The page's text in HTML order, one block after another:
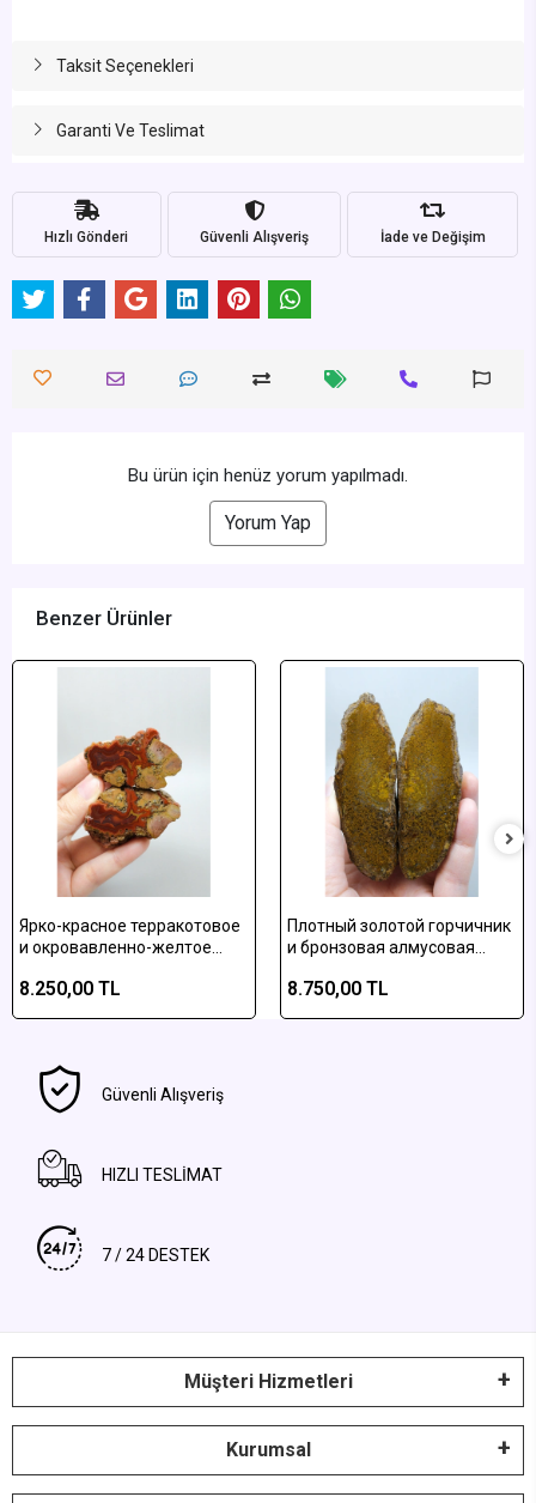
Taksit Seçenekleri
Garanti Ve Teslimat
Hızlı Gönderi Güvenli Alışveriş İade ve Değişim
Bu ürün için henüz yorum yapılmadı.
Yorum Yap
Benzer Ürünler
Ярко-красное терракотовое
и окровавленно-желтое
агатное полированное
8.250,00 TL
Плотный золотой горчичник
и бронзовая алмусовая
отполированная пара
8.750,00 TL
Güvenli Alışveriş
HIZLI TESLİMAT
7 / 24 DESTEK
Müşteri Hizmetleri
Kurumsal